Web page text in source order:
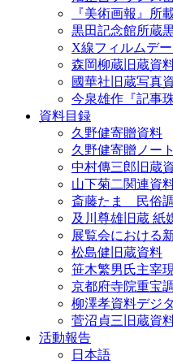
『美術画報』所
黒田記念館所蔵
X線フィルムデ
森岡柳蔵旧蔵資
國華社旧蔵写真
今泉雄作『記事珠
資料目録
久野健寄贈資料
久野健寄贈ノー
中村傳三郎旧蔵
山下菊二関連資
斎藤たま 民俗
及川尊雄旧蔵 紙
展覧会における
松島健旧蔵資料
笹木繁男氏主宰
京都府寺院重宝
柳澤孝資料デジ
菅沼貞三旧蔵資
活動報告
日本語